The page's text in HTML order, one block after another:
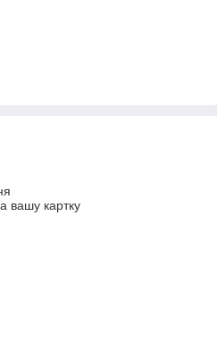
вашу картку